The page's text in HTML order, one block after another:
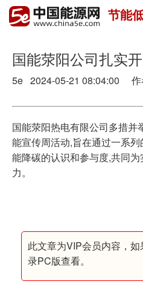
首
政
油
煤
电
新
节能
国能荥阳公司扎实
5e 2024-05-21 08:04:00 作
国能荥阳热电有限公司多措并
能宣传周活动,旨在通过一系
能降碳的认识和参与度,共同
力。
此文章为VIP会员内容，
录PC版查看。